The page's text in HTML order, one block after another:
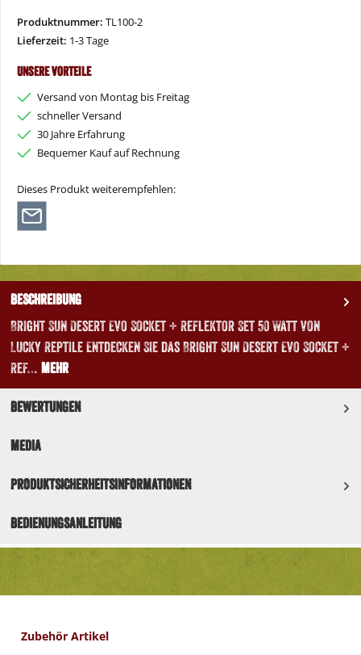
Produktnummer: TL100-2
Lieferzeit: 1-3 Tage
Unsere Vorteile
Versand von Montag bis Freitag
schneller Versand
30 Jahre Erfahrung
Bequemer Kauf auf Rechnung
Dieses Produkt weiterempfehlen:
Beschreibung
Bright Sun Desert Evo Socket + Reflektor Set 50 Watt von
Lucky Reptile Entdecken Sie das Bright Sun Desert Evo Socket +
Ref… Mehr
Bewertungen
Media
Produktsicherheitsinformationen
Bedienungsanleitung
Produktgalerie überspringen
Zubehör Artikel